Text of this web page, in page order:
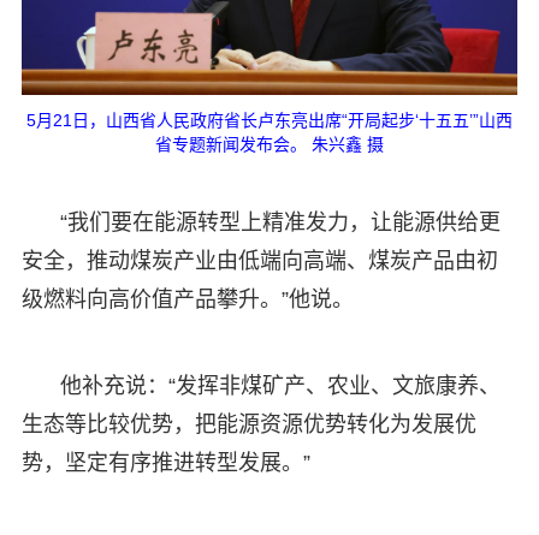
5月21日，山西省人民政府省长卢东亮出席“开局起步‘十五五’”山西
省专题新闻发布会。 朱兴鑫 摄
“我们要在能源转型上精准发力，让能源供给更
安全，推动煤炭产业由低端向高端、煤炭产品由初
级燃料向高价值产品攀升。”他说。
他补充说：“发挥非煤矿产、农业、文旅康养、
生态等比较优势，把能源资源优势转化为发展优
势，坚定有序推进转型发展。”